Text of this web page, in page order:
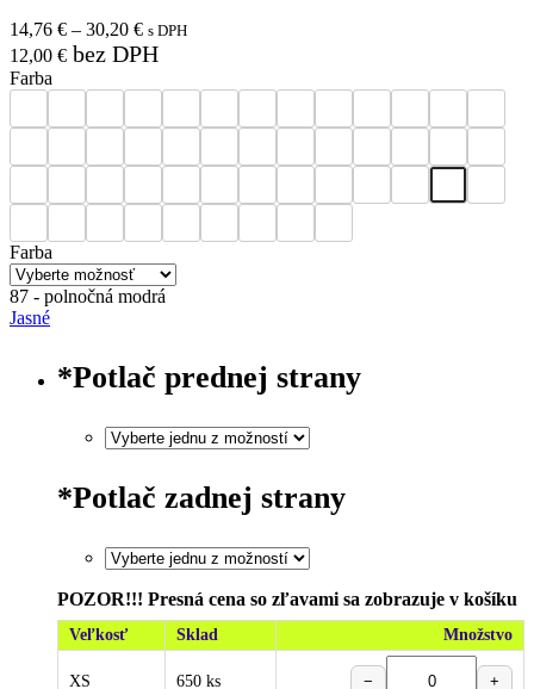
14,76 € – 30,20 € s DPH
12,00 € bez DPH
Farba
Farba
87 - polnočná modrá
Jasné
*Potlač prednej strany
*Potlač zadnej strany
POZOR!!! Presná cena so zľavami sa zobrazuje v košíku
Veľkosť Sklad Množstvo
XS 650 ks − +